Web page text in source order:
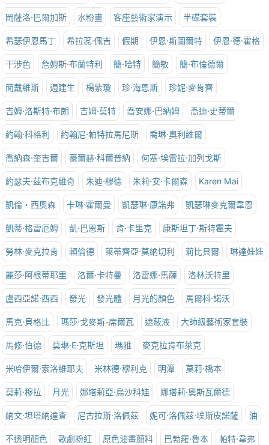
岡薩洛·巴爾加斯 水粉畫 客座藝術家演示 半碟套裝
希瑟伊恩馬丁 希拉蕊·佩吉 假期 伊恩·斯圖爾特 伊恩·德·霍格
干涉色 詹姆斯·布蘭特利 簡·哈特 簡敏 簡·布倫德爾
簡戴維斯 週建生 楊紫瓊 珍·海恩斯 珍妮·麥肯齊
吉姆·洛斯特·布朗 吉姆·莫特 喬安娜·巴納姆 喬迪·史蒂爾
約翰·科格利 約翰尼·帕特拉馬尼斯 喬琳·奧利維爾
喬納森·奎吉爾 豪爾赫·科爾普納 何塞·埃雷拉·加列戈斯
約瑟夫·茲布克維奇 朱迪·穆德 朱莉·安·卡爾森 Karen Mai
凱倫‧西奧森 卡琳·霍爾曼 凱瑟琳·康諾弗 凱瑟琳麥克爾韋恩
凱蒂·格雷厄姆 凱·巴恩斯 肯·卡里克 康斯坦丁·斯特霍夫
勞林·麥克拉肯 賴倫德 萊蒂齊亞·莫納切利 莉比貝爾 琳達娃娃
麗莎·阿根蒂耶里 洛爾·卡特曼 洛雷娜·馬薩 洛林沃特里
盧西亞諾·西西 發光 發光體 月光的顏色 馬爾科·諾沃
馬克·貝格比 瑪莎·戈麥斯-席爾瓦 遮蔽液 大師級藝術家套裝
馬修·伯德 莫琳·E·克斯坦 瑪雅 麥克拉肯布萊克
米哈伊爾·索洛維耶夫 米林德·穆利克 明潭 莫莉·橋本
莫莉·穆拉 月光 娜塔莉亞·烏沙科娃 娜塔莉·奧斯瓦爾德
納文·坦塔納達查 尼古拉斯·洛佩茲 妮可·洛佩茲·埃斯皮諾薩 油
不透明顏色 歌劇粉紅 原色油畫顏料 巴勃羅·魯本 帕特·韋弗